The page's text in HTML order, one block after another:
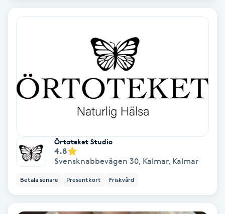
Reiki massage
Rosacea Örtoteket Studio
4.8
Svensknabbevägen 30, Kalmar, Kalmar
Betala senare Presentkort Friskvård